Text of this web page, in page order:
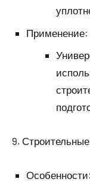
Применение:
9.
Особенности: